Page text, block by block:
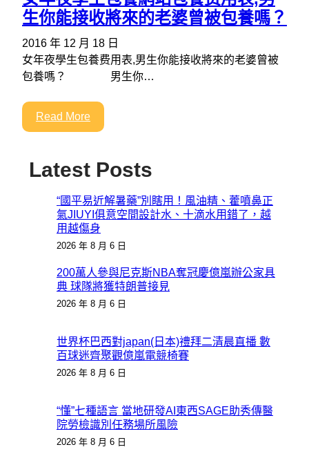
生你能接收將來的老婆曾被包養嗎？
2016 年 12 月 18 日
女年夜學生包養费用表,男生你能接收將來的老婆曾被
包養嗎？ 男生你…
Read More
Latest Posts
“國平易近解暑藥”別瞎用！風油精、藿噴鼻正
氣JIUYI俱意空間設計水、十滴水用錯了，越
用越傷身
2026 年 8 月 6 日
200萬人參與尼克斯NBA奪冠慶億嵐辦公家具
典 球隊將獲特朗普接見
2026 年 8 月 6 日
世界杯巴西對japan(日本)禮拜二清晨直播 數
百球迷齊聚觀億嵐電競椅賽
2026 年 8 月 6 日
“懂”七種語言 當地研發AI東西SAGE助秀傳醫
院勞檢識別任務場所風險
2026 年 8 月 6 日